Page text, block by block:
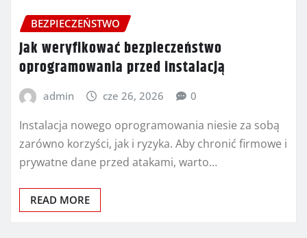
BEZPIECZEŃSTWO
Jak weryfikować bezpieczeństwo
oprogramowania przed instalacją
admin cze 26, 2026 0
Instalacja nowego oprogramowania niesie za sobą
zarówno korzyści, jak i ryzyka. Aby chronić firmowe i
prywatne dane przed atakami, warto…
READ MORE